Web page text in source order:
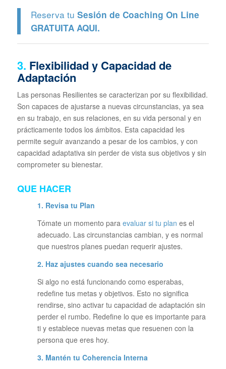
Reserva tu Sesión de Coaching On Line
GRATUITA AQUI.
3. Flexibilidad y Capacidad de
Adaptación
Las personas Resilientes se caracterizan por su flexibilidad.
Son capaces de ajustarse a nuevas circunstancias, ya sea
en su trabajo, en sus relaciones, en su vida personal y en
prácticamente todos los ámbitos. Esta capacidad les
permite seguir avanzando a pesar de los cambios, y con
capacidad adaptativa sin perder de vista sus objetivos y sin
comprometer su bienestar.
QUE HACER
1. Revisa tu Plan
Tómate un momento para evaluar si tu plan es el
adecuado. Las circunstancias cambian, y es normal
que nuestros planes puedan requerir ajustes.
2. Haz ajustes cuando sea necesario
Si algo no está funcionando como esperabas,
redefine tus metas y objetivos. Esto no significa
rendirse, sino activar tu capacidad de adaptación sin
perder el rumbo. Redefine lo que es importante para
ti y establece nuevas metas que resuenen con la
persona que eres hoy.
3. Mantén tu Coherencia Interna